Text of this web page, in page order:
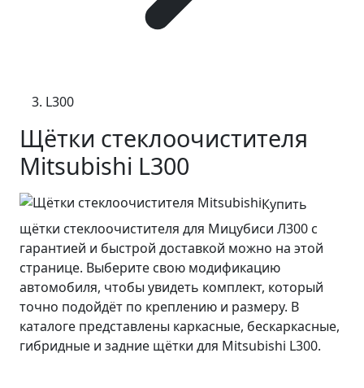
L300
Щётки стеклоочистителя
Mitsubishi L300
Купить
щётки стеклоочистителя для Мицубиси Л300 с
гарантией и быстрой доставкой можно на этой
странице. Выберите свою модификацию
автомобиля, чтобы увидеть комплект, который
точно подойдёт по креплению и размеру. В
каталоге представлены каркасные, бескаркасные,
гибридные и задние щётки для Mitsubishi L300.